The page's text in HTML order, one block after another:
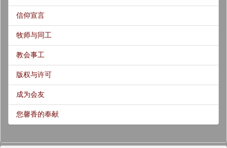
信仰宣言
牧师与同工
教会事工
版权与许可
成为会友
您馨香的奉献